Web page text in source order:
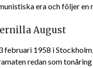
era och följer
August
februari 1958 i
redan som